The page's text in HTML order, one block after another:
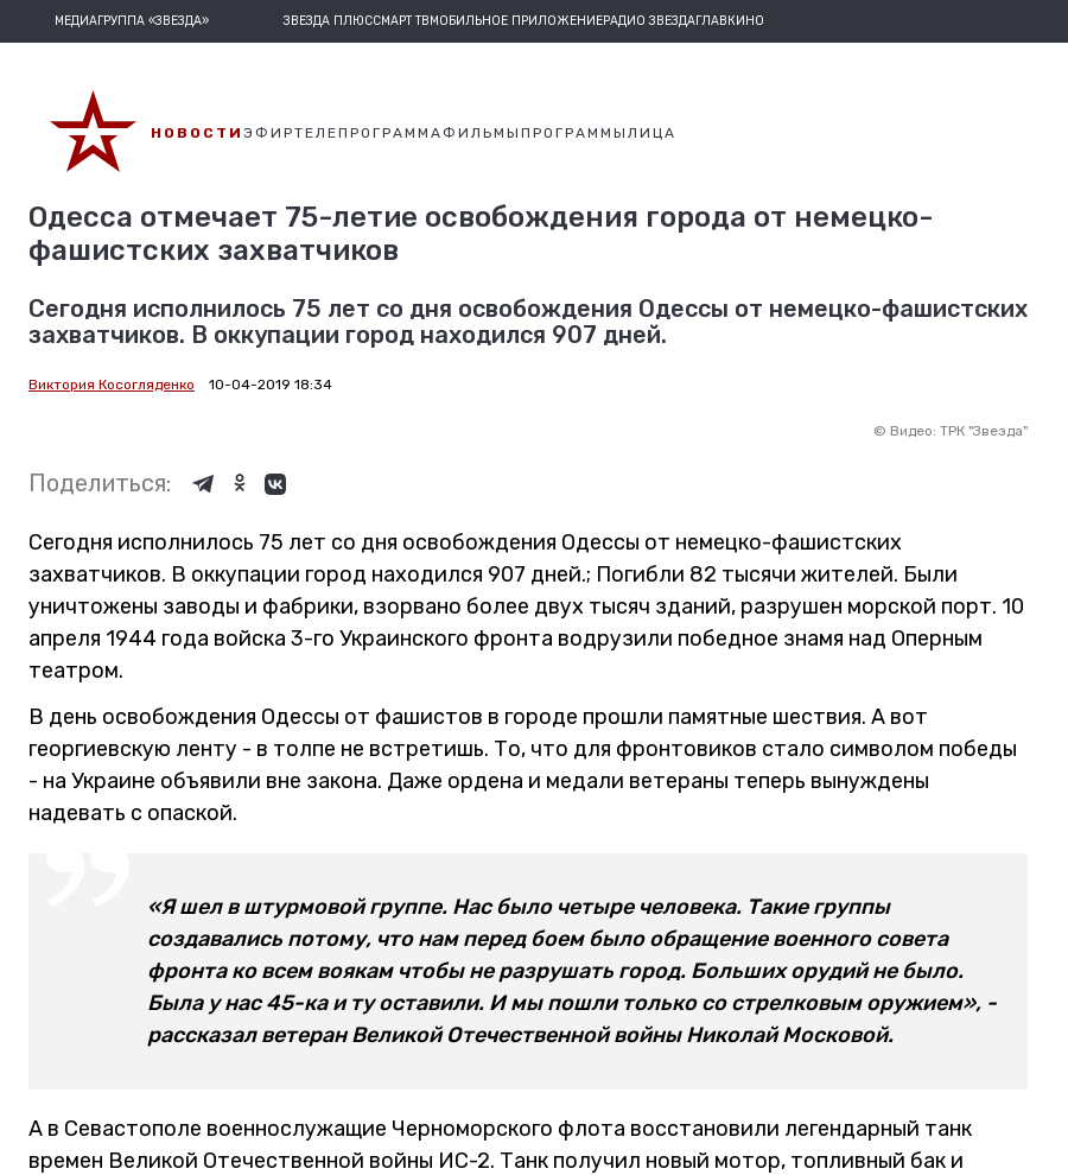
МЕДИАГРУППА «ЗВЕЗДА» ЗВЕЗДА ПЛЮССМАРТ ТВМОБИЛЬНОЕ ПРИЛОЖЕНИЕРАДИО ЗВЕЗДАГЛАВКИНО
НОВОСТИ ЭФИРТЕЛЕПРОГРАММАФИЛЬМЫ ПРОГРАММЫ ЛИЦА
Одесса отмечает 75-летие освобождения города от немецко-
фашистских захватчиков
Сегодня исполнилось 75 лет со дня освобождения Одессы от немецко-фашистских
захватчиков. В оккупации город находился 907 дней.
Виктория Косогляденко 10-04-2019 18:34
© Видео: ТРК "Звезда"
Поделиться:
Сегодня исполнилось 75 лет со дня освобождения Одессы от немецко-фашистских
захватчиков. В оккупации город находился 907 дней.; Погибли 82 тысячи жителей. Были
уничтожены заводы и фабрики, взорвано более двух тысяч зданий, разрушен морской порт. 10
апреля 1944 года войска 3-го Украинского фронта водрузили победное знамя над Оперным
театром.
В день освобождения Одессы от фашистов в городе прошли памятные шествия. А вот
георгиевскую ленту - в толпе не встретишь. То, что для фронтовиков стало символом победы
- на Украине объявили вне закона. Даже ордена и медали ветераны теперь вынуждены
надевать с опаской.
«Я шел в штурмовой группе. Нас было четыре человека. Такие группы
создавались потому, что нам перед боем было обращение военного совета
фронта ко всем воякам чтобы не разрушать город. Больших орудий не было.
Была у нас 45-ка и ту оставили. И мы пошли только со стрелковым оружием», -
рассказал ветеран Великой Отечественной войны Николай Московой.
А в Севастополе военнослужащие Черноморского флота восстановили легендарный танк
времен Великой Отечественной войны ИС-2. Танк получил новый мотор, топливный бак и